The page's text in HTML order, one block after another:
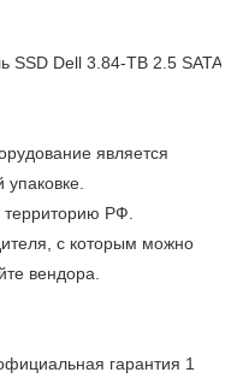
SSD Dell 3.84-TB 2.5 SATA
является
территорию РФ.
с которым можно
вендора.
гарантия 1